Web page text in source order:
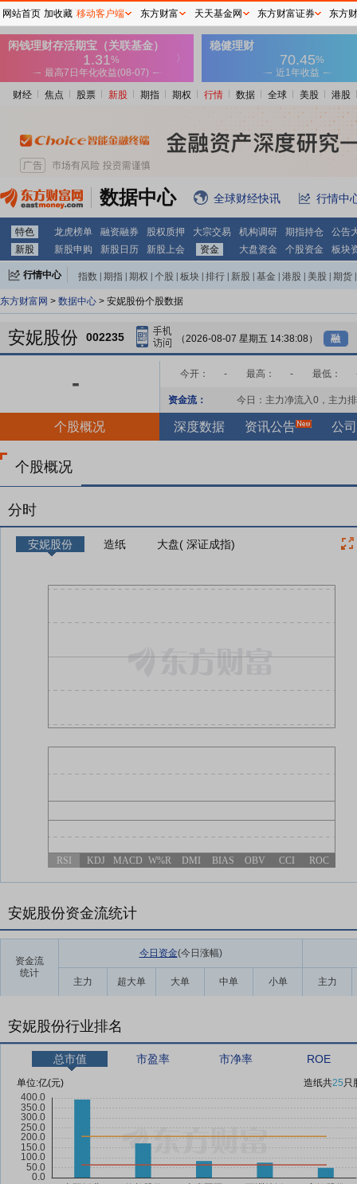
财经 焦点 股票 新股 期指 期权 行情 数据 全球 美股 港股
数据中心 全球财经快讯 行情中
特色 龙虎榜单 融资融券 股权质押 大宗交易 机构调研 期指持仓
公告
新股
新股申购 新股日历 新股上会 资金 大盘资金 个股资金 板块
行情中心 指数 期指 期权 个股 板块 排行 新股 基金 港股 美股 期货
东方财富网 > 数据中心 > 安妮股份个股数据
安妮股份 002235 （2026-08-07 星期五 14:38:08） 融
- 今开： - 最高： - 最低：
资金流： 今日：主力净流入0 ，主力
个股概况 深度数据 资讯公告 公
个股概况
分时
安妮股份 造纸 大盘( 深证成指)
RSI KDJ MACD W%R DMI BIAS OBV CCI ROC
安妮股份资金流统计
资金流
统计
今日资金(今日涨幅)
主力 超大单 大单 中单 小单 主力
安妮股份行业排名
总市值 市盈率 市净率 ROE
单位:亿(元) 造纸共25只
网站首页 加收藏 移动客户端 东方财富 天天基金网 东方财富证券 东方